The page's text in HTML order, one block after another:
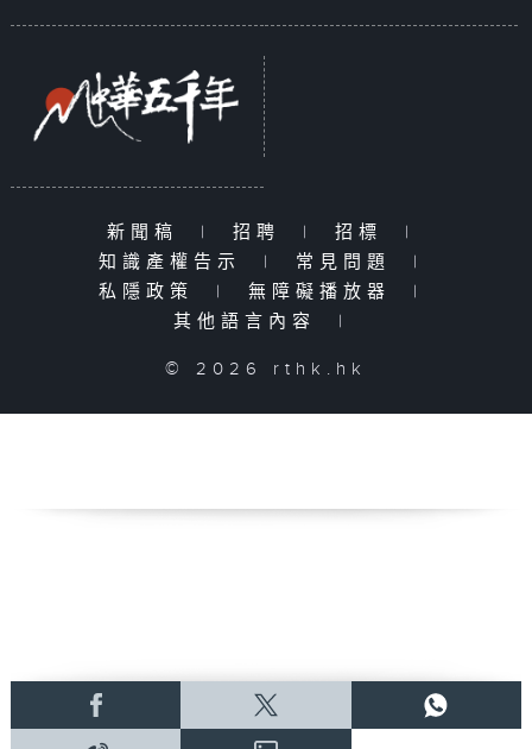
新聞稿 | 招聘 | 招標
|
知識產權告示
| 常見問題
|
私隱政策
| 無障礙播放器
|
其他語言內容
|
© 2026 rthk.hk